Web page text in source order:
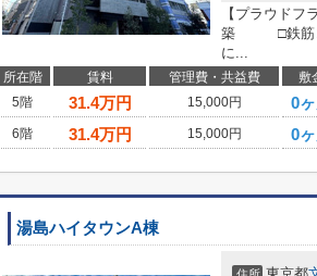
【プラウド
築 □鉄筋コ
に...
所在階 賃料 管理費・共益費 敷
5階
31.4万円 15,000円 0ヶ
6階
31.4万円 15,000円 0ヶ
湯島ハイタウンA棟